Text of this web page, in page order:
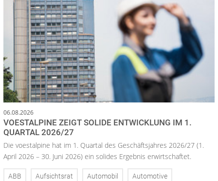
06.08.2026
VOESTALPINE ZEIGT SOLIDE ENTWICKLUNG IM 1.
QUARTAL 2026/27
Die voestalpine hat im 1. Quartal des Geschäftsjahres 2026/27 (1.
April 2026 – 30. Juni 2026) ein solides Ergebnis erwirtschaftet.
ABB Aufsichtsrat Automobil Automotive